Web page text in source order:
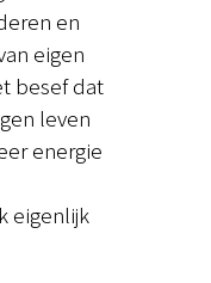
en
eigen
besef dat
leven
energie
eigenlijk